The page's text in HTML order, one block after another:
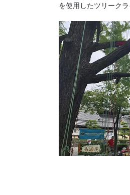
を使用したツリーク